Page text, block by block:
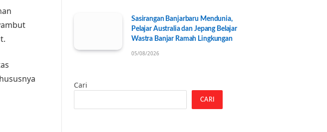
Sasirangan Banjarbaru Mendunia,
Pelajar Australia dan Jepang Belajar
Wastra Banjar Ramah Lingkungan
05/08/2026
Cari
CARI